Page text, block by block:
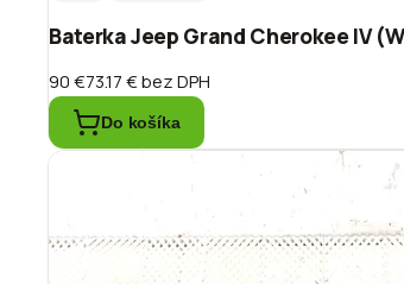
Baterka Jeep Grand Cherokee IV
90 €73.17 €bez DPH
Do košíka